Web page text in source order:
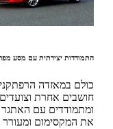
התמודדות יצירתית עם מסע מפרך
כולם במאזדה
חושבים אחרת וצועדים
ומתמודדים עם האתגר
את המקסימום ומעורר